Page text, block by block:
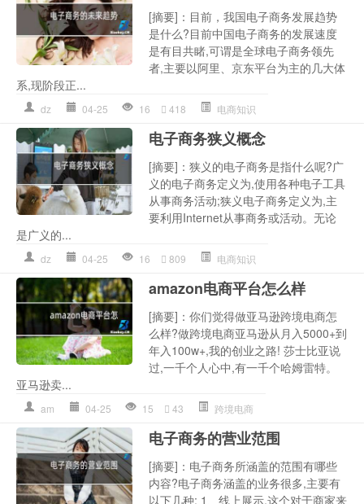
[摘要]：目前，我国电子商务发展趋势
是什么?目前中国电子商务的发展速度
是有目共睹,可谓是全球电子商务领先
者,主要以阿里、京东平台为主的几大体
系,现阶段正...
dz 04-25 16 418 电商知识
电子商务狭义概念
[摘要]：狭义的电子商务是指什么呢?广
义的电子商务定义为,使用各种电子工具
从事商务活动;狭义电子商务定义为,主
要利用Internet从事商务或活动。无论
是广义的...
dz 04-25 16 809 电商知识
amazon电商平台怎么样
[摘要]：你们觉得做亚马逊跨境电商怎
么样?做跨境电商亚马逊从月入5000+到
年入100w+,我的创业之路! 莎士比亚说
过,一千个人心中,有一千个哈姆雷特。
亚马逊卖...
am 04-25 15 43 跨境电商
电子商务的营业范围
[摘要]：电子商务所涵盖的范围有哪些
内容?电子商务涵盖的业务很多,主要有
以下几种: 1、线上展示,这个对于商家来